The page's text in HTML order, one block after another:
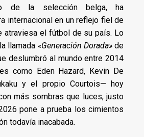
de la selección belga, ha
internacional en un reflejo fiel de
atraviesa el fútbol de su país. Lo
llamada «Generación Dorada» de
deslumbró al mundo entre 2014
como Eden Hazard, Kevin De
y el propio Courtois— hoy
más sombras que luces, justo
pone a prueba los cimientos
todavía inacabada.